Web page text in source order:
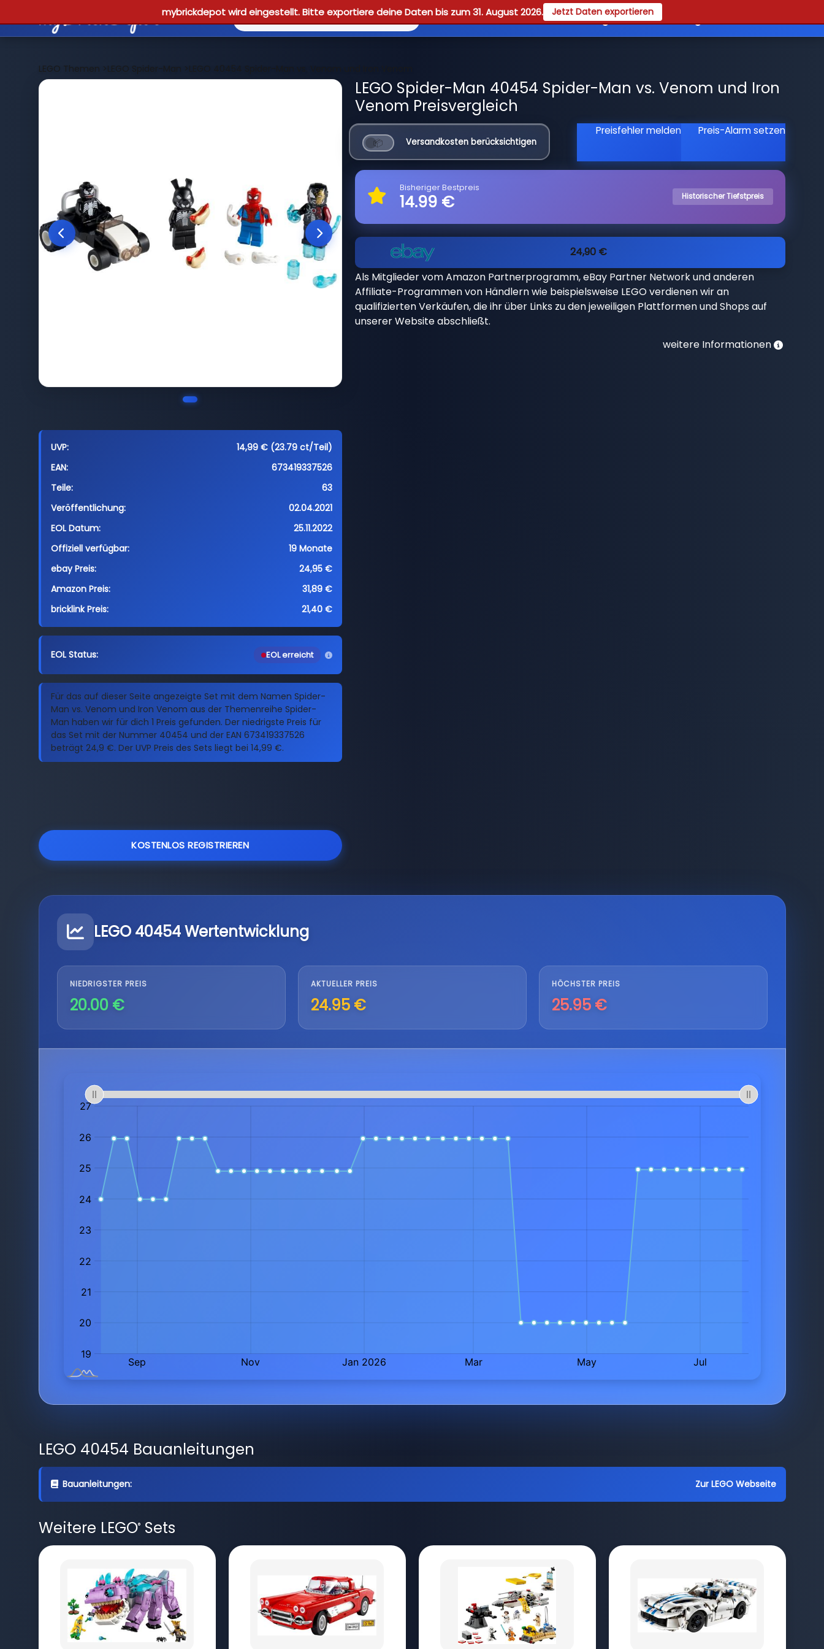
mybrickdepot wird eingestellt. Bitte exportiere deine Daten bis zum 31. August 2026. Jetzt Daten exportieren
Reviews Guides Registrieren
LEGO Themen >LEGO Spider-Man >LEGO 40454 Spider-Man vs. Venom und Iron Venom
UVP:
14,99 € (23.79 ct/Teil)
EAN:
673419337526
Teile:
63
Veröffentlichung:
02.04.2021
EOL Datum:
25.11.2022
Offiziell verfügbar:
19 Monate
ebay Preis:
24,95 €
Amazon Preis:
31,89 €
bricklink Preis:
21,40 €
EOL Status: EOL erreicht
Für das auf dieser Seite angezeigte Set mit dem Namen Spider-
Man vs. Venom und Iron Venom aus der Themenreihe Spider-
Man haben wir für dich 1 Preis gefunden. Der niedrigste Preis für
das Set mit der Nummer 40454 und der EAN 673419337526
beträgt 24,9 €. Der UVP Preis des Sets liegt bei 14,99 €.
KOSTENLOS REGISTRIEREN
LEGO Spider-Man 40454 Spider-Man vs. Venom und Iron
Venom Preisvergleich
Versandkosten berücksichtigen
Preisfehler melden Preis-Alarm setzen
Bisheriger Bestpreis
14.99 € Historischer Tiefstpreis
24,90 €
Als Mitglieder vom Amazon Partnerprogramm, eBay Partner Network und anderen
Affiliate-Programmen von Händlern wie beispielsweise LEGO verdienen wir an
qualifizierten Verkäufen, die ihr über Links zu den jeweiligen Plattformen und Shops auf
unserer Website abschließt.
weitere Informationen
LEGO 40454 Wertentwicklung
NIEDRIGSTER PREIS
20.00 €
AKTUELLER PREIS
24.95 €
HÖCHSTER PREIS
25.95 €
LEGO 40454 Bauanleitungen
Bauanleitungen: Zur LEGO Webseite
Weitere LEGO®Sets